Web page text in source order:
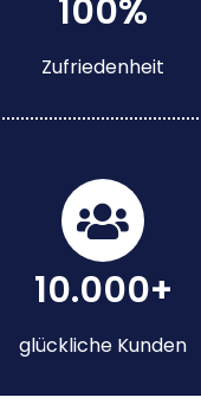
100%
Zufriedenheit
10.000+
glückliche Kunden